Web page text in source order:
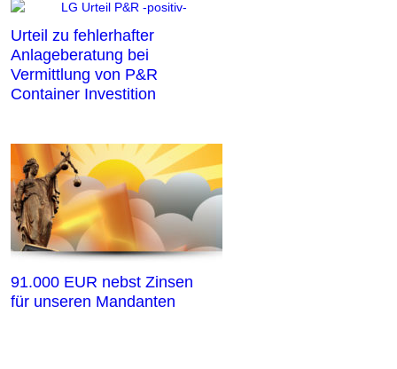
Urteil zu fehlerhafter
Anlageberatung bei
Vermittlung von P&R
Container Investition
91.000 EUR nebst Zinsen
für unseren Mandanten